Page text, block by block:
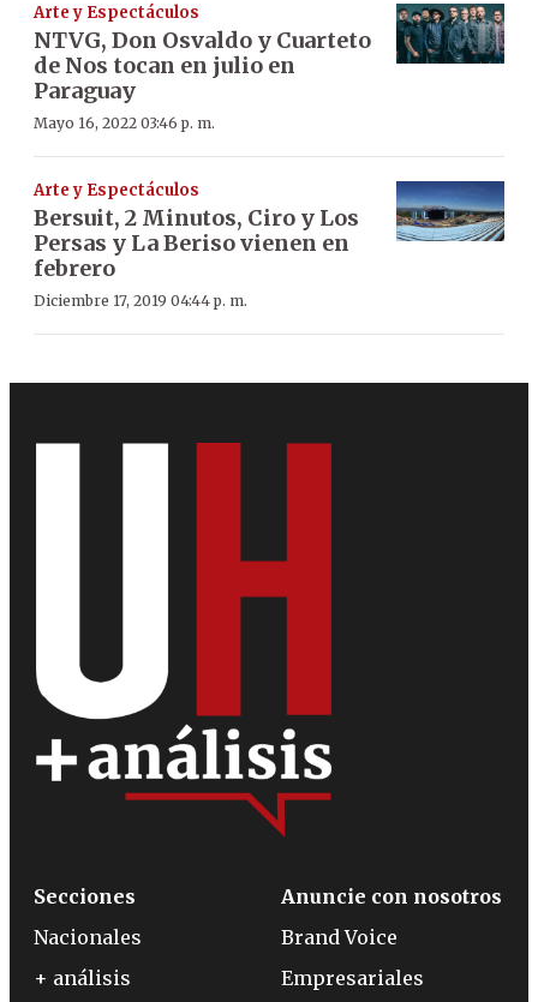
Arte y Espectáculos
NTVG, Don Osvaldo y Cuarteto
de Nos tocan en julio en
Paraguay
Mayo 16, 2022 03:46 p. m.
Arte y Espectáculos
Bersuit, 2 Minutos, Ciro y Los
Persas y La Beriso vienen en
febrero
Diciembre 17, 2019 04:44 p. m.
Secciones
Nacionales
+ análisis
Anuncie con nosotros
Brand Voice
Empresariales